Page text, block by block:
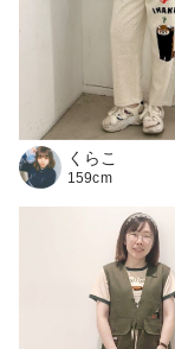
くらこ
159cm